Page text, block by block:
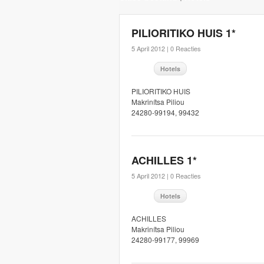
PILIORITIKO HUIS 1*
5 April 2012 | 0 Reacties
Hotels
PILIORITIKO HUIS
Makrinítsa Piliou
24280-99194, 99432
ACHILLES 1*
5 April 2012 | 0 Reacties
Hotels
ACHILLES
Makrinítsa Piliou
24280-99177, 99969